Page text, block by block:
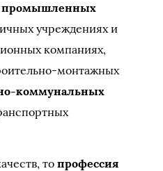
промышленных
учреждениях и
компаниях,
монтажных
коммунальных
то профессия